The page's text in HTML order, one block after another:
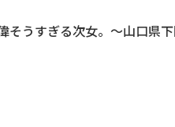
そうすぎる次女。～山口県